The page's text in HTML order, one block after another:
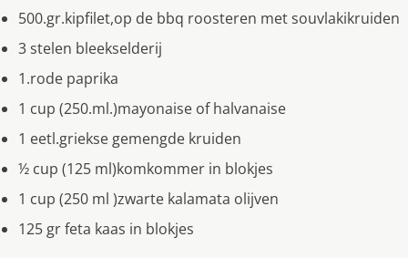
500.gr.kipfilet,op de bbq roosteren met souvlakikruiden
3 stelen bleekselderij
1.rode paprika
1 cup (250.ml.)mayonaise of halvanaise
1 eetl.griekse gemengde kruiden
½ cup (125 ml)komkommer in blokjes
1 cup (250 ml )zwarte kalamata olijven
125 gr feta kaas in blokjes